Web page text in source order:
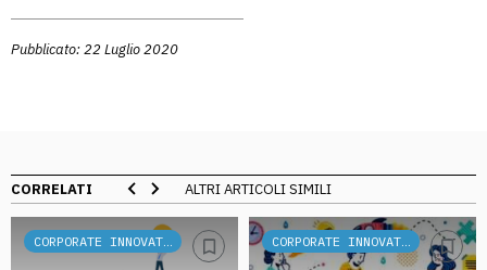
Pubblicato: 22 Luglio 2020
CORRELATI ALTRI ARTICOLI SIMILI
CORPORATE INNOVATION CORPORATE INNOVATION